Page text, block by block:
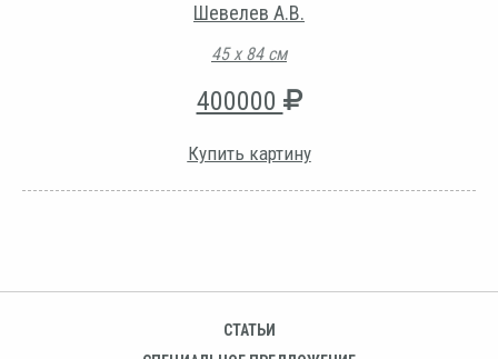
Шевелев А.В.
45 х 84 см
400000
Купить картину
СТАТЬИ